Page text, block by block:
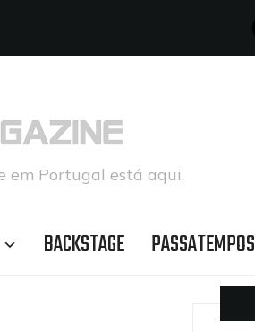
em Portugal está aqui.
BACKSTAGE PASSATEMPOS